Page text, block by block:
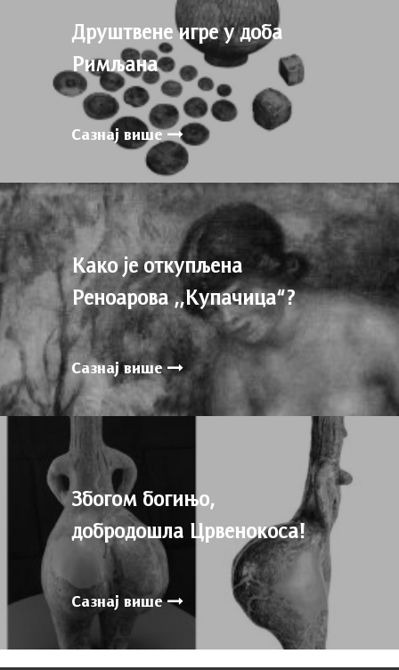
Друштвене игре у доба
Римљана
Сазнај више
Како је откупљена
Реноарова ,,Купачица“?
Сазнај више
Збогом богињо,
добродошла Црвенокоса!
Сазнај више